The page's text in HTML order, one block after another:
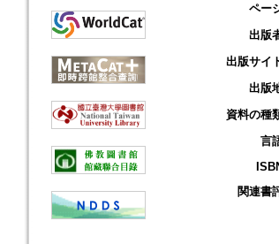
ペー
出版
出版サイ
出版
資料の種
言
関連書